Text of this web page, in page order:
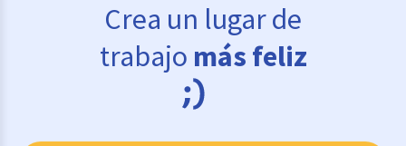
Crea un lugar de
trabajo más feliz